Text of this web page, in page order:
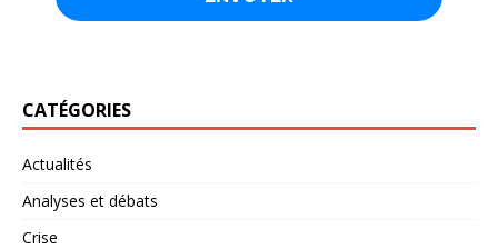
CATÉGORIES
Actualités
Analyses et débats
Crise